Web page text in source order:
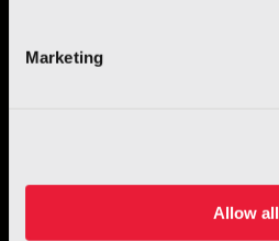
Marketing
Allow all